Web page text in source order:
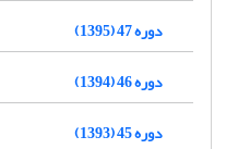
دوره 47 (1395)
دوره 46 (1394)
دوره 45 (1393)